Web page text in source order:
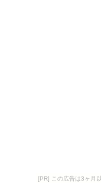
[PR] この広告は3ヶ月